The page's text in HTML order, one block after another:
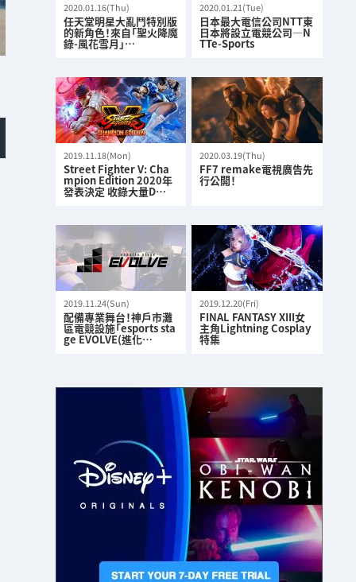
2020.01.16(Thu)
任天堂明星大亂鬥特別版
的新角色！來自「聖火降魔
錄-風花雪月」…
2020.01.21(Tue)
日本最大電信公司NTT東
日本將設立電競公司—N
TTe-Sports
2019.11.18(Mon)
Street Fighter V: Cha
mpion Edition 2020年
發表決定 收錄大量D…
2020.03.19(Thu)
FF7 remake電視廣告先
行公開！
2019.11.24(Sun)
配備專業舞台！神戶市灘
區電競設施「esports sta
ge EVOLVE(進化…
2019.12.20(Fri)
FINAL FANTASY XIII女
主角Lightning Cosplay
特集